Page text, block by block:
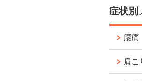
症状別
腰痛
肩こ